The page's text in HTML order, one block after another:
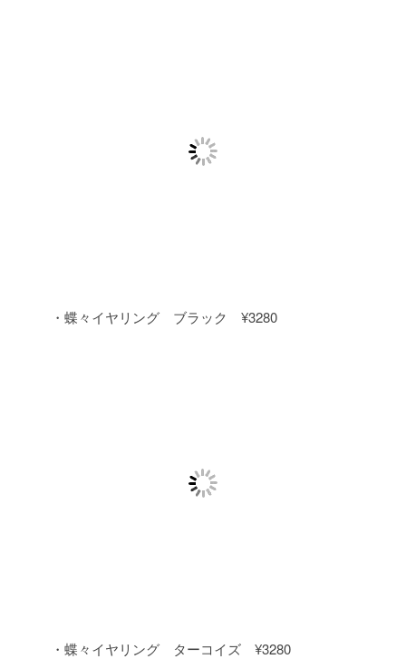
・蝶々イヤリング ブラック ¥3280
・蝶々イヤリング ターコイズ ¥3280